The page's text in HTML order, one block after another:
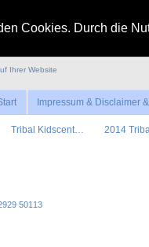
Cookies. Durch die
Impressum & Disclaimer
Tribal Kidscent… 2014